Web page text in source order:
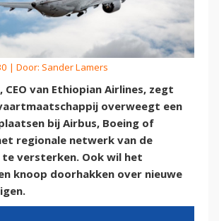
| Door: Sander Lamers
CEO van Ethiopian Airlines, zegt
overweegt een
bij Airbus, Boeing of
regionale netwerk van de
versterken. Ook wil het
knoop doorhakken over nieuwe